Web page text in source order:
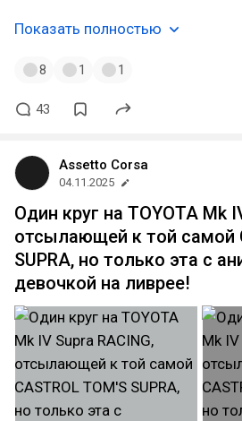
Показать полностью
8 1 1
43
Assetto Corsa
04.11.2025
Один круг на TOYOTA Mk
отсылающей к той самой
SUPRA, но только эта с
девочкой на ливрее!